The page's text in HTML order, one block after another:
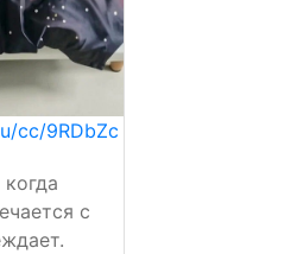
cc/9RDbZc
с